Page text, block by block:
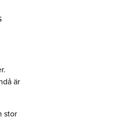
är
stor